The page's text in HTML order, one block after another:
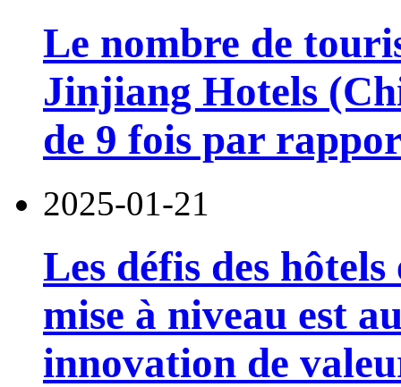
Le nombre de
Jinjiang Hotels
de 9 fois par
2025-01-21
Les défis des
mise à niveau est
innovation de